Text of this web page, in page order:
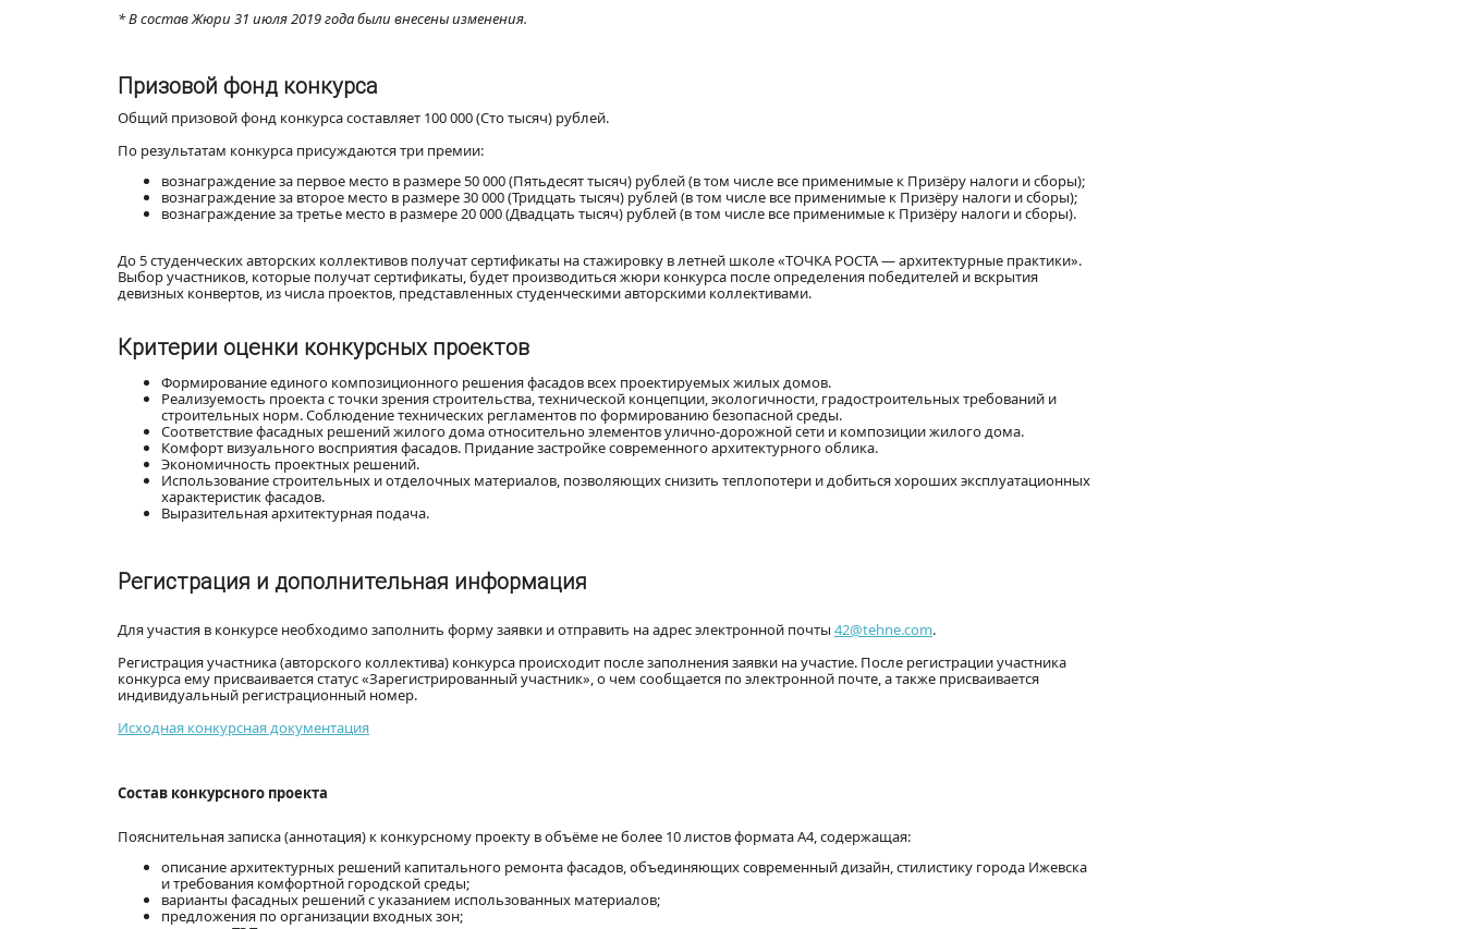
* В состав Жюри 31 июля 2019 года были внесены изменения.
Призовой фонд конкурса
Общий призовой фонд конкурса составляет 100 000 (Сто тысяч) рублей.
По результатам конкурса присуждаются три премии:
вознаграждение за первое место в размере 50 000 (Пятьдесят тысяч) рублей (в том числе все применимые к Призёру налоги и сборы);
вознаграждение за второе место в размере 30 000 (Тридцать тысяч) рублей (в том числе все применимые к Призёру налоги и сборы);
вознаграждение за третье место в размере 20 000 (Двадцать тысяч) рублей (в том числе все применимые к Призёру налоги и сборы).
До 5 студенческих авторских коллективов получат сертификаты на стажировку в летней школе «ТОЧКА РОСТА — архитектурные практики».
Выбор участников, которые получат сертификаты, будет производиться жюри конкурса после определения победителей и вскрытия
девизных конвертов, из числа проектов, представленных студенческими авторскими коллективами.
Критерии оценки конкурсных проектов
Формирование единого композиционного решения фасадов всех проектируемых жилых домов.
Реализуемость проекта с точки зрения строительства, технической концепции, экологичности, градостроительных требований и
строительных норм. Соблюдение технических регламентов по формированию безопасной среды.
Соответствие фасадных решений жилого дома относительно элементов улично-дорожной сети и композиции жилого дома.
Комфорт визуального восприятия фасадов. Придание застройке современного архитектурного облика.
Экономичность проектных решений.
Использование строительных и отделочных материалов, позволяющих снизить теплопотери и добиться хороших эксплуатационных
характеристик фасадов.
Выразительная архитектурная подача.
Регистрация и дополнительная информация
Для участия в конкурсе необходимо заполнить форму заявки и отправить на адрес электронной почты 42@tehne.com.
Регистрация участника (авторского коллектива) конкурса происходит после заполнения заявки на участие. После регистрации участника
конкурса ему присваивается статус «Зарегистрированный участник», о чем сообщается по электронной почте, а также присваивается
индивидуальный регистрационный номер.
Исходная конкурсная документация
Состав конкурсного проекта
Пояснительная записка (аннотация) к конкурсному проекту в объёме не более 10 листов формата А4, содержащая:
описание архитектурных решений капитального ремонта фасадов, объединяющих современный дизайн, стилистику города Ижевска
и требования комфортной городской среды;
варианты фасадных решений с указанием использованных материалов;
предложения по организации входных зон;